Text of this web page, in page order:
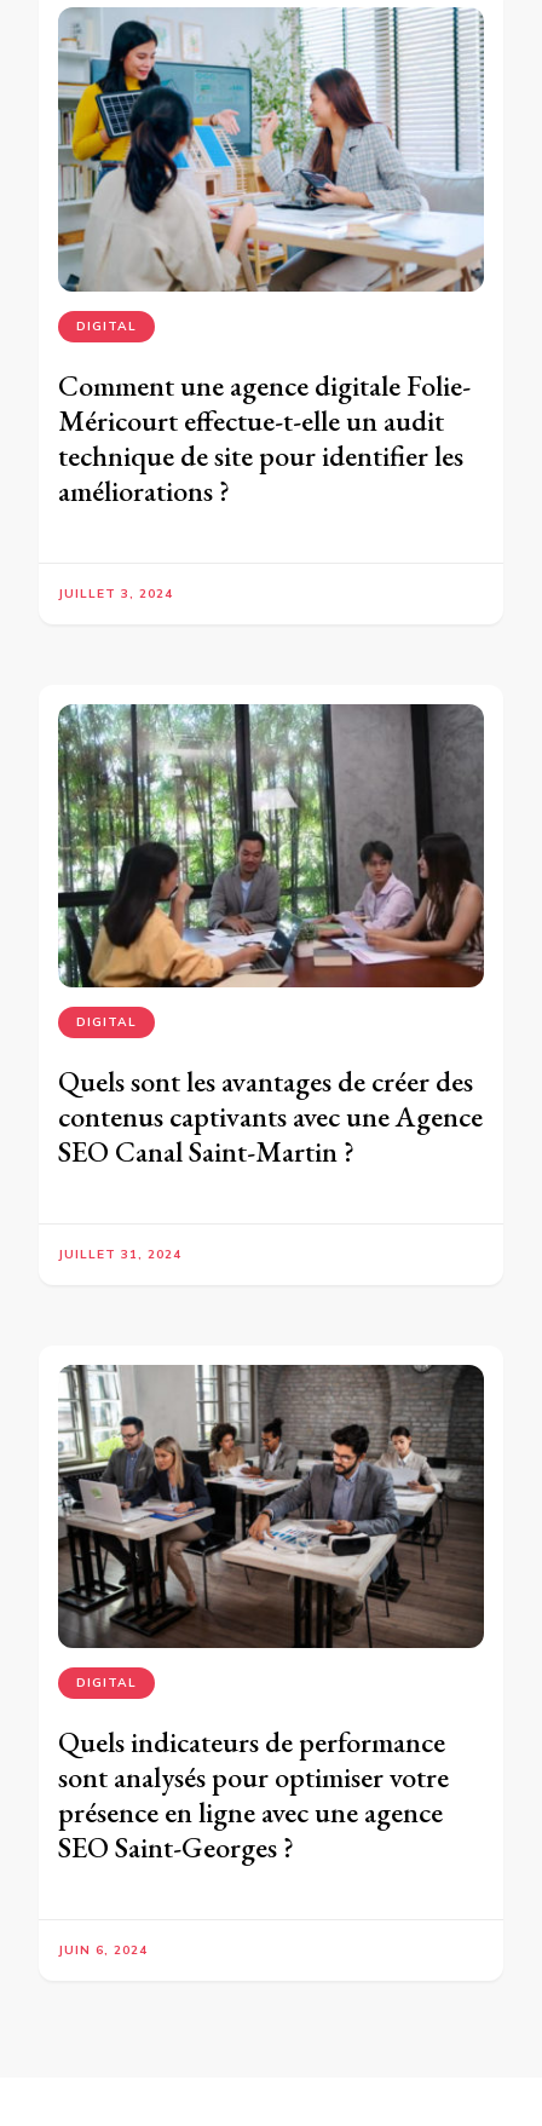
DIGITAL
Comment une agence digitale Folie-
Méricourt effectue-t-elle un audit
technique de site pour identifier les
améliorations ?
JUILLET 3, 2024
DIGITAL
Quels sont les avantages de créer des
contenus captivants avec une Agence
SEO Canal Saint-Martin ?
JUILLET 31, 2024
DIGITAL
Quels indicateurs de performance
sont analysés pour optimiser votre
présence en ligne avec une agence
SEO Saint-Georges ?
JUIN 6, 2024